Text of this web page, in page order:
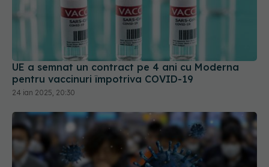
UE a semnat un contract pe 4 ani cu Moderna
pentru vaccinuri împotriva COVID-19
24 ian 2025, 20:30